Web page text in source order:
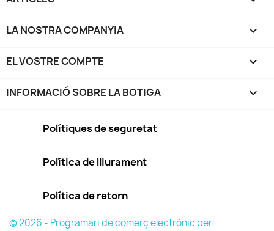
LA NOSTRA COMPANYIA 
EL VOSTRE COMPTE 
INFORMACIÓ SOBRE LA BOTIGA keyboard_arrow_down
Polítiques de seguretat
Política de lliurament
Política de retorn
© 2026 - Programari de comerç electrònic per